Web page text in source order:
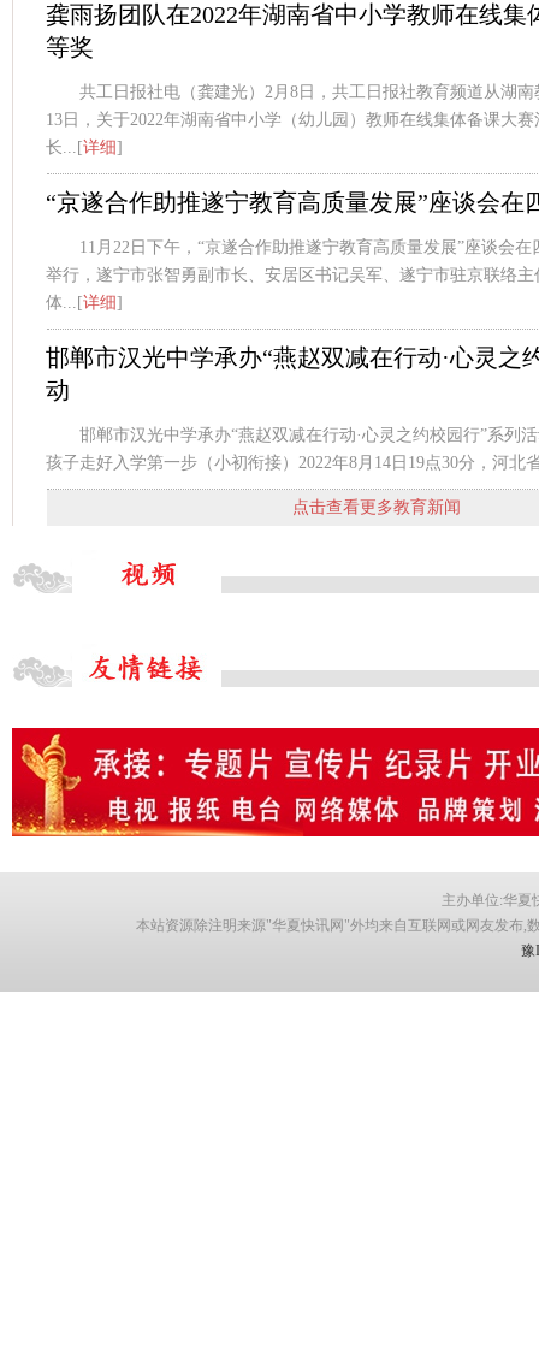
龚雨扬团队在2022年湖南省中小学教师在线集
等奖
共工日报社电（龚建光）2月8日，共工日报社教育频道从湖
13日，关于2022年湖南省中小学（幼儿园）教师在线集体备课大
长...[详细]
“京遂合作助推遂宁教育高质量发展”座谈会在
11月22日下午，“京遂合作助推遂宁教育高质量发展”座谈会
举行，遂宁市张智勇副市长、安居区书记吴军、遂宁市驻京联络
体...[详细]
邯郸市汉光中学承办“燕赵双减在行动·心灵之
动
邯郸市汉光中学承办“燕赵双减在行动·心灵之约校园行”系列
孩子走好入学第一步（小初衔接）2022年8月14日19点30分，河北
点击查看更多教育新闻
主办单位:华夏
本站资源除注明来源"华夏快讯网"外均来自互联网或网友发布,
豫